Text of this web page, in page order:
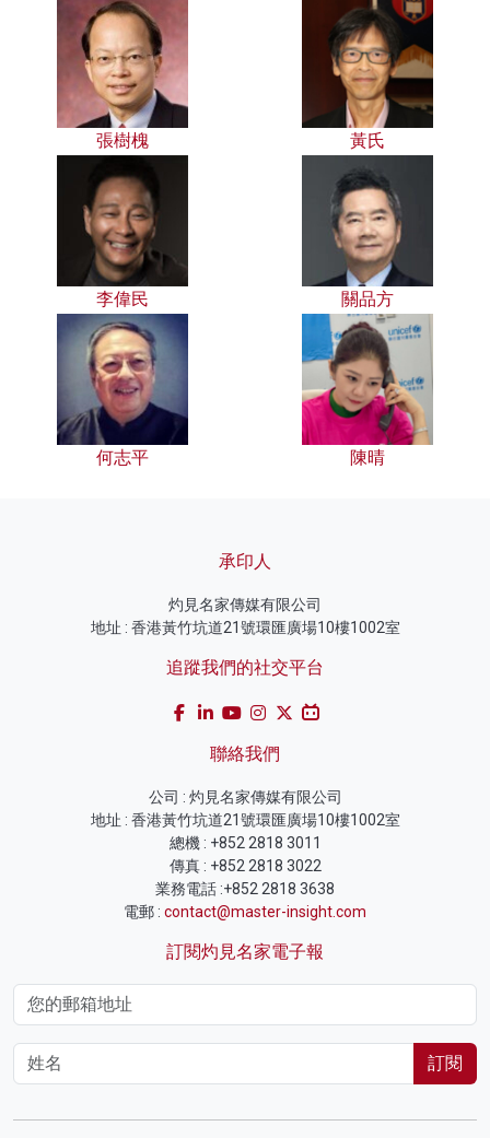
張樹槐 黃氏
李偉民 關品方
何志平 陳晴
承印人
灼見名家傳媒有限公司
地址 : 香港黃竹坑道21號環匯廣場10樓1002室
追蹤我們的社交平台
聯絡我們
公司 : 灼見名家傳媒有限公司
地址 : 香港黃竹坑道21號環匯廣場10樓1002室
總機 : +852 2818 3011
傳真 : +852 2818 3022
業務電話 :+852 2818 3638
電郵 : contact@master-insight.com
訂閱灼見名家電子報
訂閱